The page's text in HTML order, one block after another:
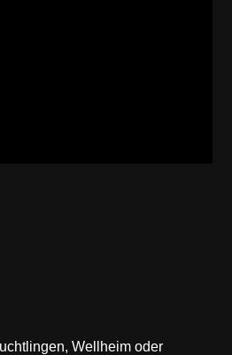
Wellheim oder